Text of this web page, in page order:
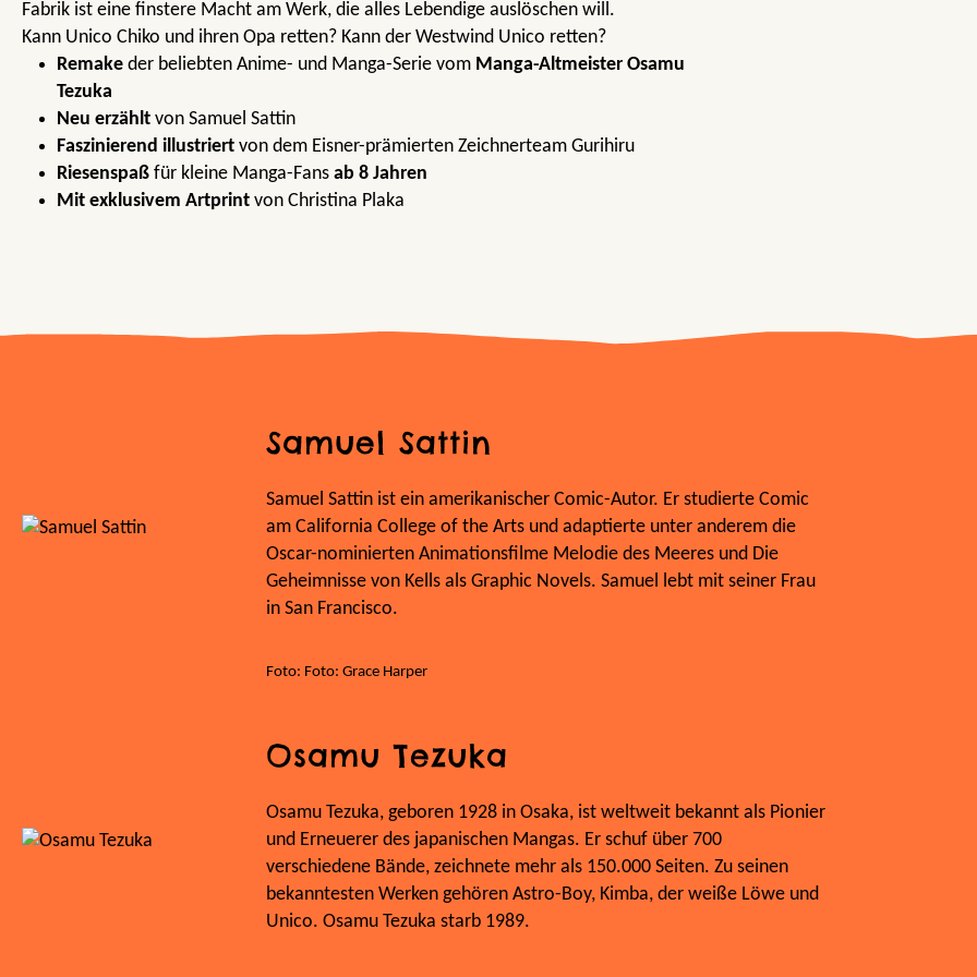
Fabrik ist eine finstere Macht am Werk, die alles Lebendige auslöschen will.
Kann Unico Chiko und ihren Opa retten? Kann der Westwind Unico retten?
Remake der beliebten Anime- und Manga-Serie vom Manga-Altmeister Osamu
Tezuka
Neu erzählt von Samuel Sattin
Faszinierend illustriert von dem Eisner-prämierten Zeichnerteam Gurihiru
Riesenspaß für kleine Manga-Fans ab 8 Jahren
Mit exklusivem Artprint von Christina Plaka
Samuel Sattin
Samuel Sattin ist ein amerikanischer Comic-Autor. Er studierte Comic
am California College of the Arts und adaptierte unter anderem die
Oscar-nominierten Animationsfilme Melodie des Meeres und Die
Geheimnisse von Kells als Graphic Novels. Samuel lebt mit seiner Frau
in San Francisco.
Foto: Foto: Grace Harper
Osamu Tezuka
Osamu Tezuka, geboren 1928 in Osaka, ist weltweit bekannt als Pionier
und Erneuerer des japanischen Mangas. Er schuf über 700
verschiedene Bände, zeichnete mehr als 150.000 Seiten. Zu seinen
bekanntesten Werken gehören Astro-Boy, Kimba, der weiße Löwe und
Unico. Osamu Tezuka starb 1989.